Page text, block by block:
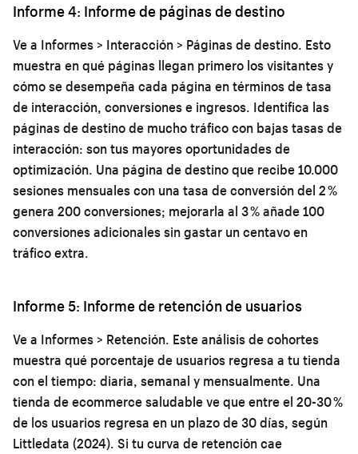
Informe 4: Informe de páginas de destino
Ve a Informes > Interacción > Páginas de destino. Esto
muestra en qué páginas llegan primero los visitantes y
cómo se desempeña cada página en términos de tasa
de interacción, conversiones e ingresos. Identifica las
páginas de destino de mucho tráfico con bajas tasas de
interacción: son tus mayores oportunidades de
optimización. Una página de destino que recibe 10.000
sesiones mensuales con una tasa de conversión del 2 %
genera 200 conversiones; mejorarla al 3 % añade 100
conversiones adicionales sin gastar un centavo en
tráfico extra.
Informe 5: Informe de retención de usuarios
Ve a Informes > Retención. Este análisis de cohortes
muestra qué porcentaje de usuarios regresa a tu tienda
con el tiempo: diaria, semanal y mensualmente. Una
tienda de ecommerce saludable ve que entre el 20-30 %
de los usuarios regresa en un plazo de 30 días, según
Littledata (2024). Si tu curva de retención cae